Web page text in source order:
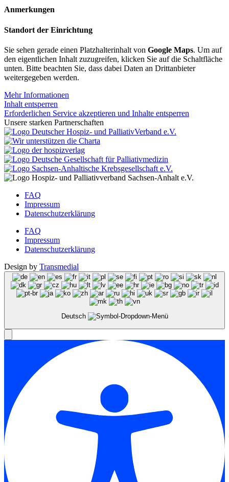
Anmerkungen
Standort der Einrichtung
Sie sehen gerade einen Platzhalterinhalt von Google Maps. Um auf
den eigentlichen Inhalt zuzugreifen, klicken Sie auf die Schaltfläche
unten. Bitte beachten Sie, dass dabei Daten an Drittanbieter
weitergegeben werden.
Mehr Informationen
Inhalt entsperren
Erforderlichen Service akzeptieren und Inhalte entsperren
Unsere starken Partnerschaften
FAQ
Impressum
Datenschutzerklärung
FAQ
Impressum
Datenschutzerklärung
Design by Transmedial
Deutsch